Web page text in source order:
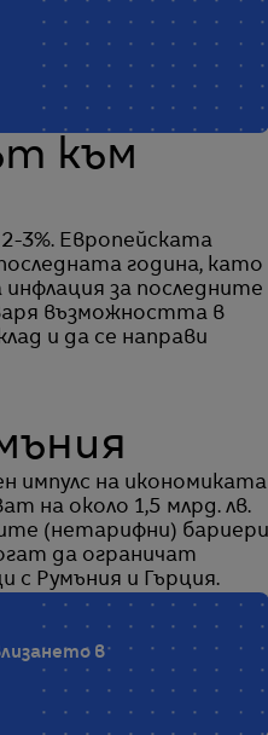
към
3%. Европейската
година, като
за последните
възможността в
и да се направи
импулс на икономиката
на около 1,5 млрд. лв.
(нетарифни) бариери
да ограничат
Румъния и Гърция.
в